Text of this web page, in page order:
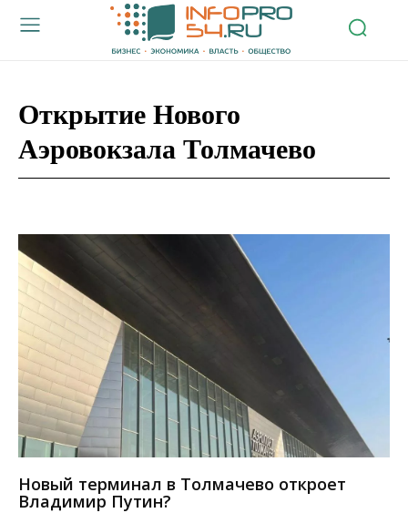
Открытие Нового
Аэровокзала Толмачево
Новый терминал в Толмачево откроет
Владимир Путин?